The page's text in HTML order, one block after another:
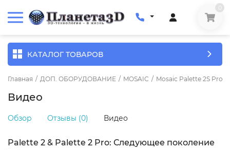
КАТАЛОГ ТОВАРОВ
Главная / ДОП. ОБОРУДОВАНИЕ / MOSAIC / Mosaic Palette 2S Pro
Видео
Обзор Отзывы (0) Видео
Palette 2 & Palette 2 Pro: Следующее поколение